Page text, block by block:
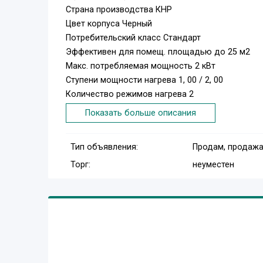
Страна производства КНР
Цвет корпуса Черный
Потребительский класс Стандарт
Эффективен для помещ. площадью до 25 м2
Макс. потребляемая мощность 2 кВт
Ступени мощности нагрева 1, 00 / 2, 00
Количество режимов нагрева 2
Класс пылевлагозащищенности IP24
Система самодиагностики неисправности Нет
Аварийное отключение при сильном наклоне
Тип нагревательного элемента Х-образный
Показать больше описания
Тип объявления:
Продам,
Торг:
неуместен